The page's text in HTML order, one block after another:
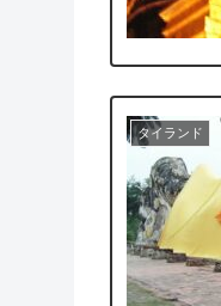
タイランド